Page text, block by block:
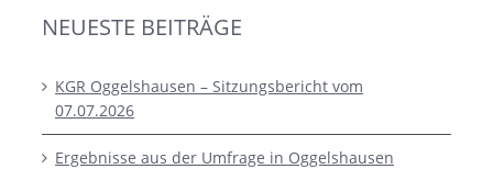
NEUESTE BEITRÄGE
KGR Oggelshausen – Sitzungsbericht vom
07.07.2026
Ergebnisse aus der Umfrage in Oggelshausen